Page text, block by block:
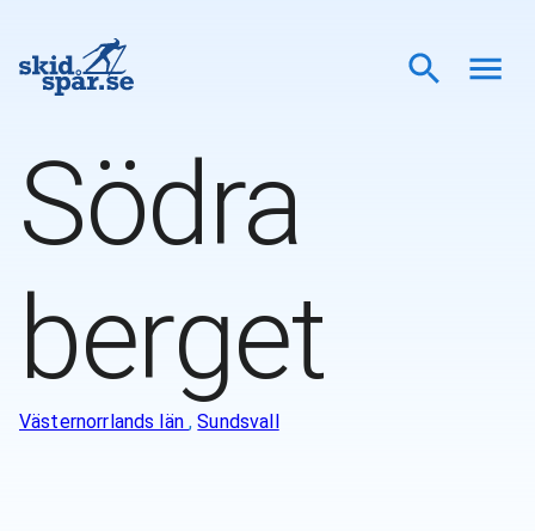
Södra
berget
Västernorrlands län,Sundsvall